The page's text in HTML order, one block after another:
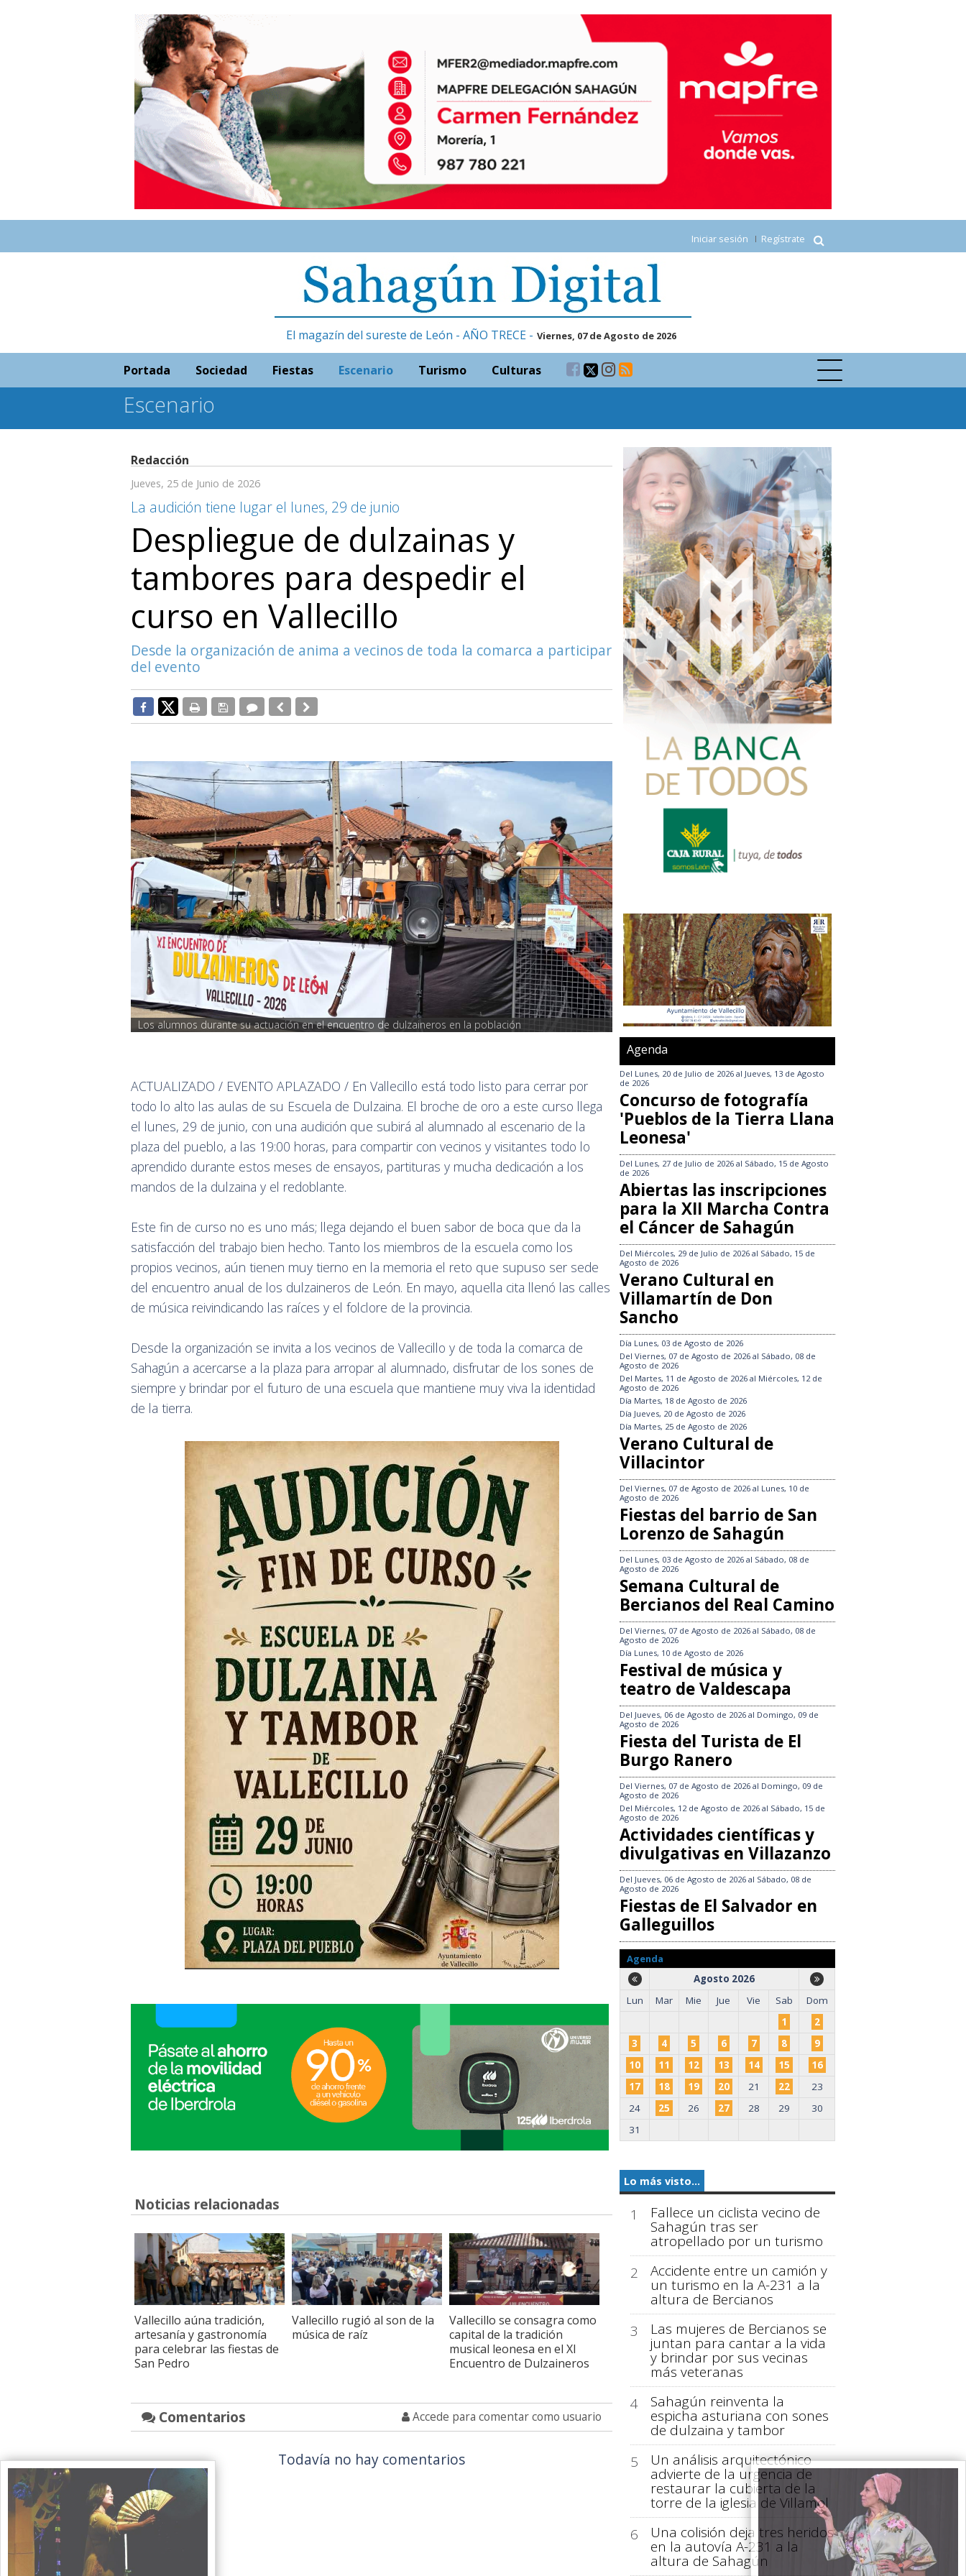
Iniciar sesión Regístrate
El magazín del sureste de León - AÑO TRECE - Viernes, 07 de Agosto de 2026
Portada Sociedad Fiestas Escenario Turismo Culturas
Escenario
Redacción
Jueves, 25 de Junio de 2026
La audición tiene lugar el lunes, 29 de junio
Despliegue de dulzainas y
tambores para despedir el
curso en Vallecillo
Desde la organización de anima a vecinos de toda la comarca a participar
del evento
Los alumnos durante su actuación en el encuentro de dulzaineros en la población
ACTUALIZADO / EVENTO APLAZADO / En Vallecillo está todo listo para cerrar por
todo lo alto las aulas de su Escuela de Dulzaina. El broche de oro a este curso llega
el lunes, 29 de junio, con una audición que subirá al alumnado al escenario de la
plaza del pueblo, a las 19:00 horas, para compartir con vecinos y visitantes todo lo
aprendido durante estos meses de ensayos, partituras y mucha dedicación a los
mandos de la dulzaina y el redoblante.
Este fin de curso no es uno más; llega dejando el buen sabor de boca que da la
satisfacción del trabajo bien hecho. Tanto los miembros de la escuela como los
propios vecinos, aún tienen muy tierno en la memoria el reto que supuso ser sede
del encuentro anual de los dulzaineros de León. En mayo, aquella cita llenó las calles
de música reivindicando las raíces y el folclore de la provincia.
Desde la organización se invita a los vecinos de Vallecillo y de toda la comarca de
Sahagún a acercarse a la plaza para arropar al alumnado, disfrutar de los sones de
siempre y brindar por el futuro de una escuela que mantiene muy viva la identidad
de la tierra.
Noticias relacionadas
Vallecillo aúna tradición,
artesanía y gastronomía
para celebrar las fiestas de
San Pedro
Vallecillo rugió al son de la
música de raíz
Vallecillo se consagra como
capital de la tradición
musical leonesa en el XI
Encuentro de Dulzaineros
Comentarios Accede para comentar como usuario
Todavía no hay comentarios
Agenda
Del Lunes, 20 de Julio de 2026 al Jueves, 13 de Agosto
de 2026
Concurso de fotografía
'Pueblos de la Tierra Llana
Leonesa'
Del Lunes, 27 de Julio de 2026 al Sábado, 15 de Agosto
de 2026
Abiertas las inscripciones
para la XII Marcha Contra
el Cáncer de Sahagún
Del Miércoles, 29 de Julio de 2026 al Sábado, 15 de
Agosto de 2026
Verano Cultural en
Villamartín de Don
Sancho
Día Lunes, 03 de Agosto de 2026
Del Viernes, 07 de Agosto de 2026 al Sábado, 08 de
Agosto de 2026
Del Martes, 11 de Agosto de 2026 al Miércoles, 12 de
Agosto de 2026
Día Martes, 18 de Agosto de 2026
Día Jueves, 20 de Agosto de 2026
Día Martes, 25 de Agosto de 2026
Verano Cultural de
Villacintor
Del Viernes, 07 de Agosto de 2026 al Lunes, 10 de
Agosto de 2026
Fiestas del barrio de San
Lorenzo de Sahagún
Del Lunes, 03 de Agosto de 2026 al Sábado, 08 de
Agosto de 2026
Semana Cultural de
Bercianos del Real Camino
Del Viernes, 07 de Agosto de 2026 al Sábado, 08 de
Agosto de 2026
Día Lunes, 10 de Agosto de 2026
Festival de música y
teatro de Valdescapa
Del Jueves, 06 de Agosto de 2026 al Domingo, 09 de
Agosto de 2026
Fiesta del Turista de El
Burgo Ranero
Del Viernes, 07 de Agosto de 2026 al Domingo, 09 de
Agosto de 2026
Del Miércoles, 12 de Agosto de 2026 al Sábado, 15 de
Agosto de 2026
Actividades científicas y
divulgativas en Villazanzo
Del Jueves, 06 de Agosto de 2026 al Sábado, 08 de
Agosto de 2026
Fiestas de El Salvador en
Galleguillos
Agenda
Agosto 2026
Lun
Mar Mie Jue Vie Sab
Dom
1
2
3
4 5 6 7 8
9
10
11 12 13 14 15
16
17
18 19 20 21 22
23
24
25 26 27 28 29
30
31
Lo más visto...
1 Fallece un ciclista vecino de
Sahagún tras ser
atropellado por un turismo
2
Accidente entre un camión y
un turismo en la A-231 a la
altura de Bercianos
3
Las mujeres de Bercianos se
juntan para cantar a la vida
y brindar por sus vecinas
más veteranas
4
Sahagún reinventa la
espicha asturiana con sones
de dulzaina y tambor
5
Un análisis arquitectónico
advierte de la urgencia de
restaurar la cubierta de la
torre de la iglesia de Villamol
6
Una colisión deja tres heridos
en la autovía A-231 a la
altura de Sahagún